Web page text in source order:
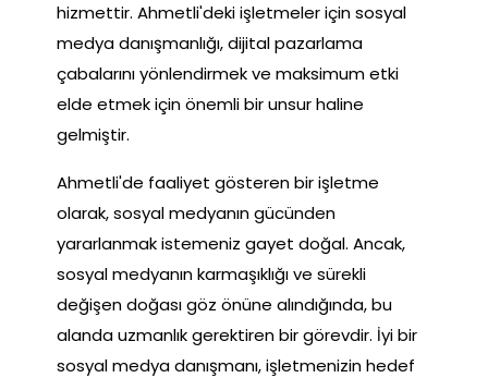
hizmettir. Ahmetli'deki işletmeler için sosyal
medya danışmanlığı, dijital pazarlama
çabalarını yönlendirmek ve maksimum etki
elde etmek için önemli bir unsur haline
gelmiştir.
Ahmetli'de faaliyet gösteren bir işletme
olarak, sosyal medyanın gücünden
yararlanmak istemeniz gayet doğal. Ancak,
sosyal medyanın karmaşıklığı ve sürekli
değişen doğası göz önüne alındığında, bu
alanda uzmanlık gerektiren bir görevdir. İyi bir
sosyal medya danışmanı, işletmenizin hedef